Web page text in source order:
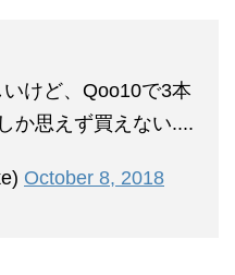
けど、Qoo10で3本
か思えず買えない....
October 8, 2018